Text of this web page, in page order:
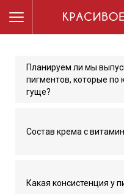
Планируем ли мы
пигментов, которые по
гуще?
Состав крема с
Какая консистенция у